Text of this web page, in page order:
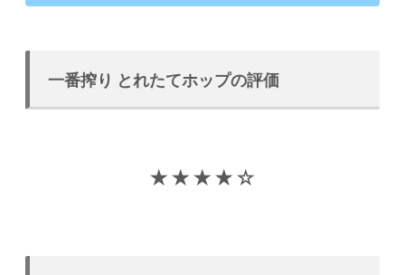
一番搾り とれたてホップの評価
★★★★☆